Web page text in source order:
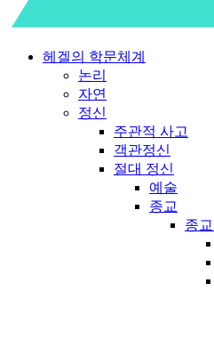
헤겔의 학문체계
논리
자연
정신
주관적 사고
객관정신
절대 정신
예술
종교
종